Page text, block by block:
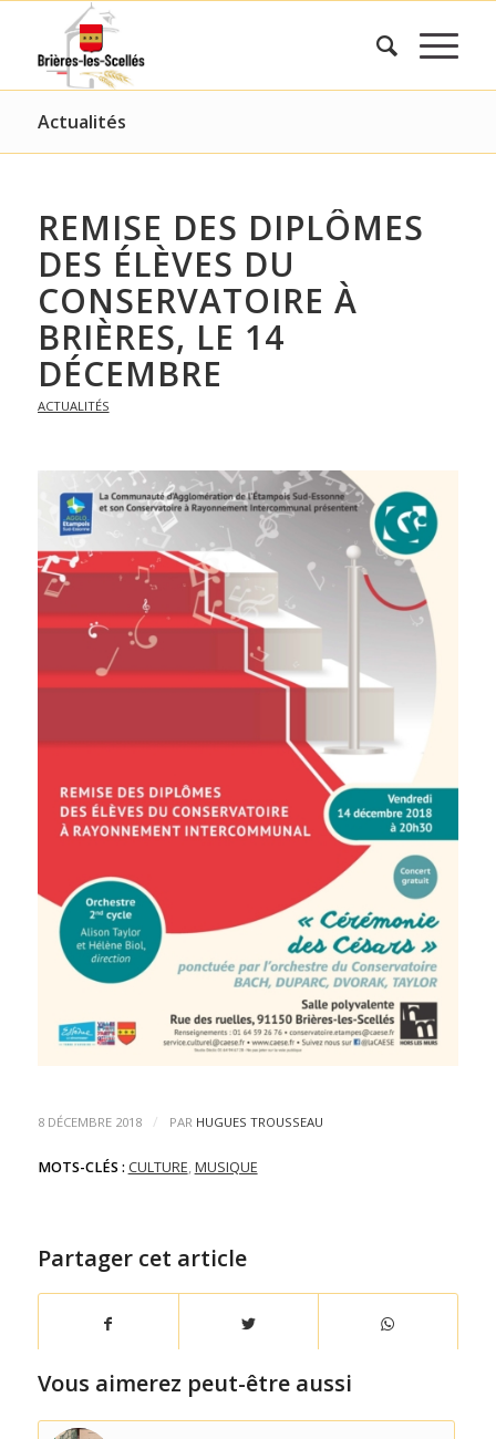
Actualités
REMISE DES DIPLÔMES
DES ÉLÈVES DU
CONSERVATOIRE À
BRIÈRES, LE 14
DÉCEMBRE
ACTUALITÉS
8 DÉCEMBRE 2018 / PAR HUGUES TROUSSEAU
MOTS-CLÉS : CULTURE, MUSIQUE
Partager cet article
Vous aimerez peut-être aussi